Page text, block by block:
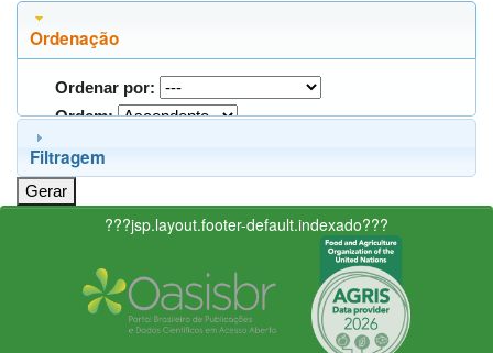
Ordenação
Ordenar por:
Ordem:
Filtragem
???jsp.layout.footer-default.indexado???